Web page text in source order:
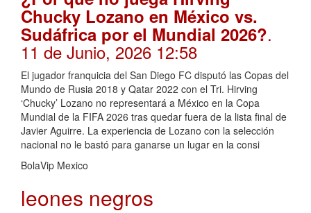
Chucky Lozano en México vs.
Sudáfrica por el Mundial 2026?.
11 de Junio, 2026 12:58
El jugador franquicia del San Diego FC disputó las Copas del
Mundo de Rusia 2018 y Qatar 2022 con el Tri. Hirving
‘Chucky’ Lozano no representará a México en la Copa
Mundial de la FIFA 2026 tras quedar fuera de la lista final de
Javier Aguirre. La experiencia de Lozano con la selección
nacional no le bastó para ganarse un lugar en la consi
BolaVip Mexico
leones negros